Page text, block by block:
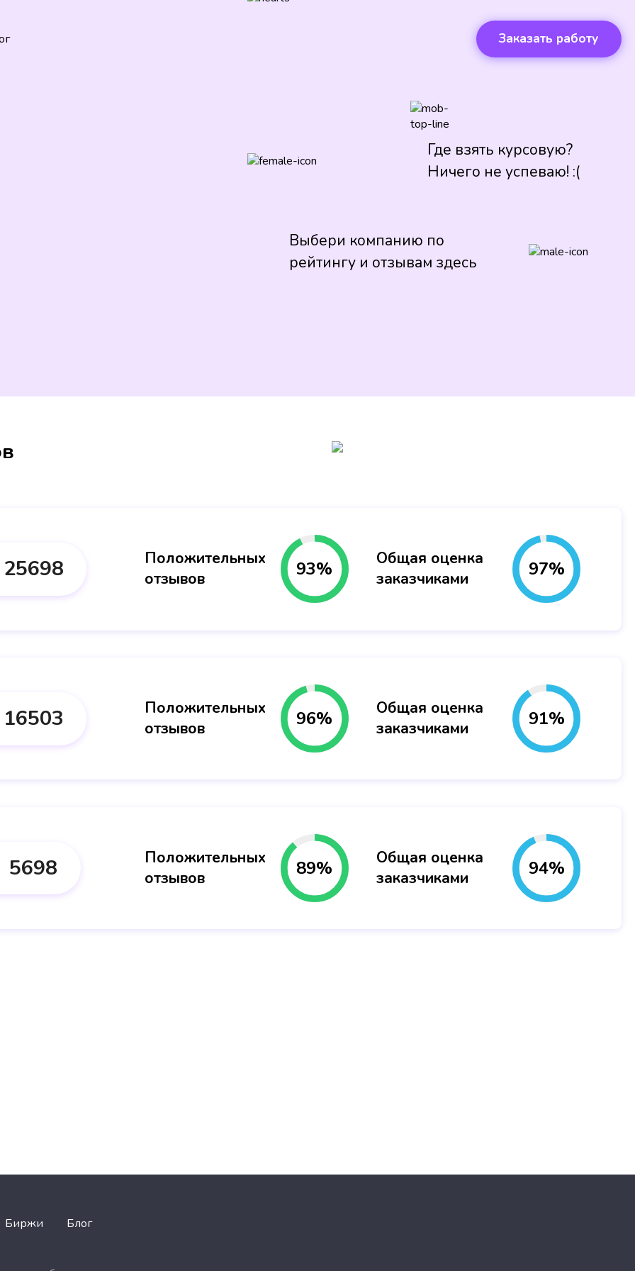
Заказать работу
Где взять курсовую?
Ничего не успеваю! :(
Выбери компанию по
рейтингу и отзывам здесь
25698
Положительных
отзывов
93%
Общая оценка
заказчиками
97%
16503
Положительных
отзывов
96%
Общая оценка
заказчиками
91%
5698
Положительных
отзывов
89%
Общая оценка
заказчиками
94%
Биржи Блог